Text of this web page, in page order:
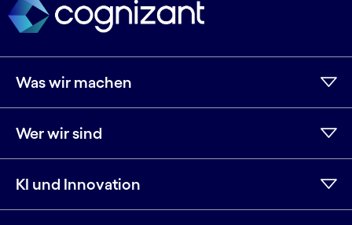
Was wir machen
Wer wir sind
KI und Innovation